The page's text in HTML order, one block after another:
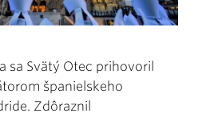
sa Svätý Otec prihovoril
španielskeho
Zdôraznil